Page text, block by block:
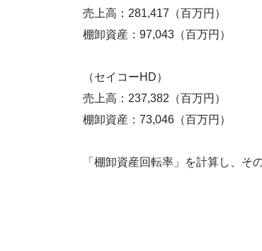
売上高：281,417（百万円）
棚卸資産：97,043（百万円）
（セイコーHD）
売上高：237,382（百万円）
棚卸資産：73,046（百万円）
「棚卸資産回転率」を計算し、そ